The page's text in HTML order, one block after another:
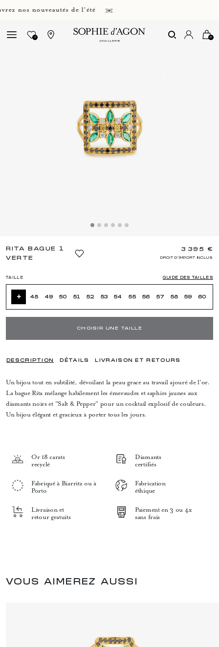
nouveautés de l'été
0 0
RITA BAGUE 1
VERTE
3 395 €
DROIT D'IMPORT INCLUS
TAILLE GUIDE DES TAILLES
+ 48 49 50 51 52 53 54 55 56 57 58 59 60
CHOISIR UNE TAILLE
DESCRIPTION DÉTAILS LIVRAISON ET RETOURS
Un bijou tout en subtilité, dévoilant la peau grace au travail ajouré de l'or.
La bague Rita mélange habilement les émeraudes et saphirs jaunes aux
diamants noirs et "Salt & Pepper" pour un cocktail explosif de couleurs.
Un bijou élégant et gracieux à porter tous les jours.
Or 18 carats
recyclé
Diamants
certifiés
Fabriqué à Biarritz ou à
Porto
Fabrication
éthique
Livraison et
retour gratuits
Paiement en 3 ou 4x
sans frais
VOUS AIMEREZ AUSSI